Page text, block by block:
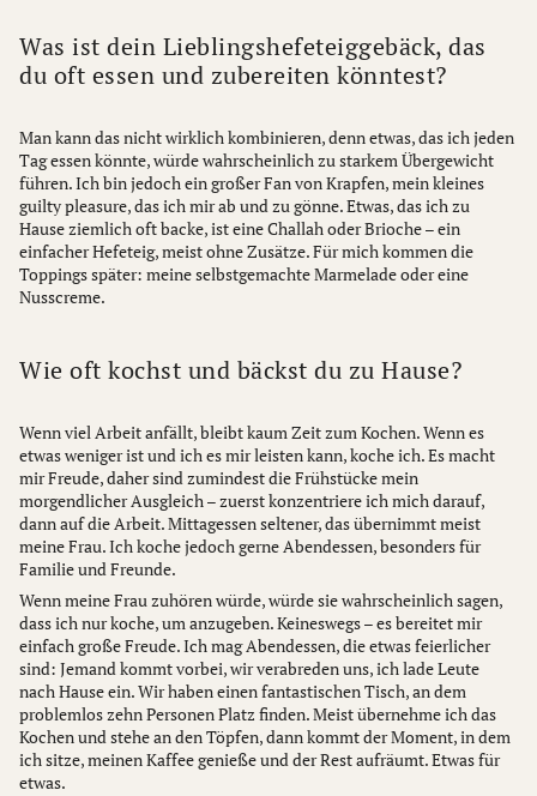
Was ist dein Lieblingshefeteiggebäck, das
du oft essen und zubereiten könntest?
Man kann das nicht wirklich kombinieren, denn etwas, das ich jeden
Tag essen könnte, würde wahrscheinlich zu starkem Übergewicht
führen. Ich bin jedoch ein großer Fan von Krapfen, mein kleines
guilty pleasure, das ich mir ab und zu gönne. Etwas, das ich zu
Hause ziemlich oft backe, ist eine Challah oder Brioche – ein
einfacher Hefeteig, meist ohne Zusätze. Für mich kommen die
Toppings später: meine selbstgemachte Marmelade oder eine
Nusscreme.
Wie oft kochst und bäckst du zu Hause?
Wenn viel Arbeit anfällt, bleibt kaum Zeit zum Kochen. Wenn es
etwas weniger ist und ich es mir leisten kann, koche ich. Es macht
mir Freude, daher sind zumindest die Frühstücke mein
morgendlicher Ausgleich – zuerst konzentriere ich mich darauf,
dann auf die Arbeit. Mittagessen seltener, das übernimmt meist
meine Frau. Ich koche jedoch gerne Abendessen, besonders für
Familie und Freunde.
Wenn meine Frau zuhören würde, würde sie wahrscheinlich sagen,
dass ich nur koche, um anzugeben. Keineswegs – es bereitet mir
einfach große Freude. Ich mag Abendessen, die etwas feierlicher
sind: Jemand kommt vorbei, wir verabreden uns, ich lade Leute
nach Hause ein. Wir haben einen fantastischen Tisch, an dem
problemlos zehn Personen Platz finden. Meist übernehme ich das
Kochen und stehe an den Töpfen, dann kommt der Moment, in dem
ich sitze, meinen Kaffee genieße und der Rest aufräumt. Etwas für
etwas.